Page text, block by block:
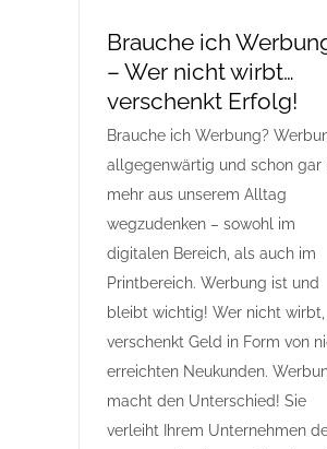
Brauche ich
– Wer nicht wirbt…
verschenkt Erfolg!
Brauche ich Werbung?
allgegenwärtig und schon gar
mehr aus unserem Alltag
wegzudenken – sowohl im
digitalen Bereich, als auch im
Printbereich. Werbung ist und
bleibt wichtig! Wer nicht wirbt,
verschenkt Geld in Form von
erreichten Neukunden.
macht den Unterschied! Sie
verleiht Ihrem Unternehmen